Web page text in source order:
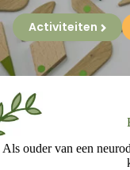
Activiteiten
Als ouder van een